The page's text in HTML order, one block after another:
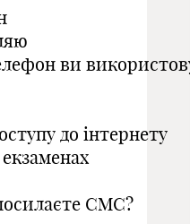
ви
до інтернету
СМС?